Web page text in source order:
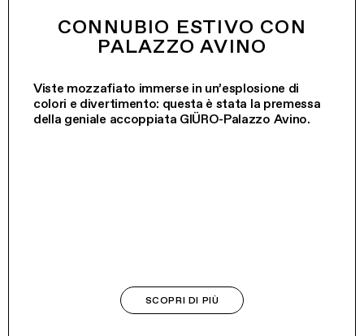
CONNUBIO ESTIVO CON
PALAZZO AVINO
Viste mozzafiato immerse in un’esplosione di
colori e divertimento: questa è stata la premessa
della geniale accoppiata GIÜRO-Palazzo Avino.
SCOPRI DI PIÙ